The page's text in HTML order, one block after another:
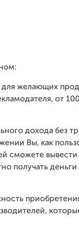
желающих
от
дохода без
Вы, как
сможете вывести
получать